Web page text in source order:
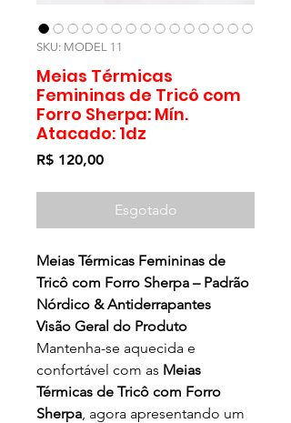
SKU: MODEL 11
Meias Térmicas
Femininas de Tricô com
Forro Sherpa: Mín.
Atacado: 1dz
R$ 120,00Preço
Esgotado
Meias Térmicas Femininas de
Tricô com Forro Sherpa – Padrão
Nórdico & Antiderrapantes
Visão Geral do Produto
Mantenha-se aquecida e
confortável com as Meias
Térmicas de Tricô com Forro
Sherpa, agora apresentando um